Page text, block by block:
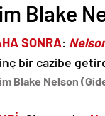
Blake
SONRA:
bir cazibe
Blake Nelson